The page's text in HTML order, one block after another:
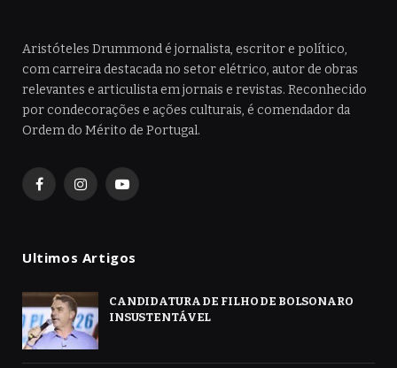
Aristóteles Drummond é jornalista, escritor e político,
com carreira destacada no setor elétrico, autor de obras
relevantes e articulista em jornais e revistas. Reconhecido
por condecorações e ações culturais, é comendador da
Ordem do Mérito de Portugal.
FacebookInstagramYouTube
Ultimos Artigos
CANDIDATURA DE FILHO DE BOLSONARO
INSUSTENTÁVEL